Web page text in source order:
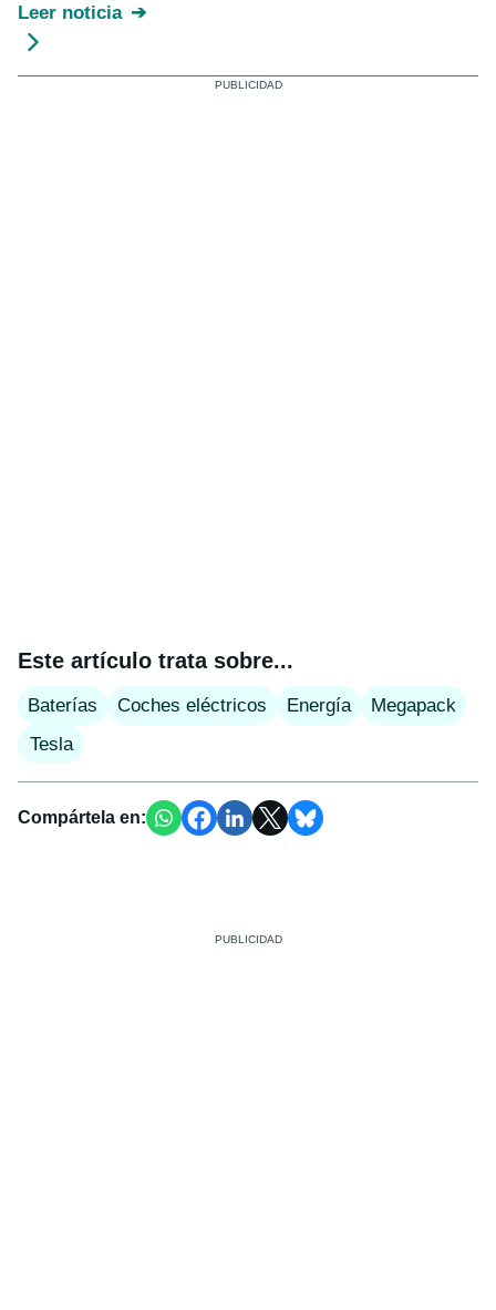
Leer noticia
Este artículo trata sobre...
Baterías Coches eléctricos Energía
Megapack
Tesla
Compártela en: